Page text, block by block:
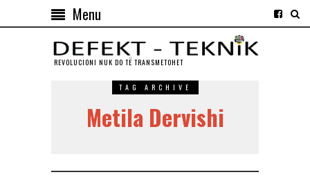
Menu
REVOLUCIONI NUK DO TЁ TRANSMETOHET
TAG ARCHIVE
Metila Dervishi